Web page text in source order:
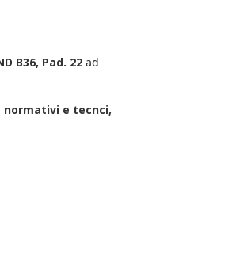
B36, Pad. 22 ad
normativi e tecnci,